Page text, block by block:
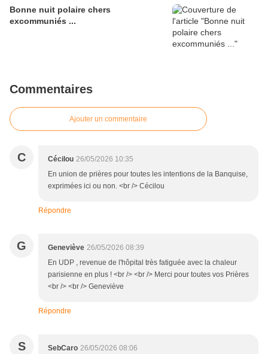
Bonne nuit polaire chers
excommuniés ...
Commentaires
Ajouter un commentaire
C Cécilou 26/05/2026 10:35
En union de prières pour toutes les intentions de la Banquise,
exprimées ici ou non. <br /> Cécilou
Répondre
G Geneviève 26/05/2026 08:39
En UDP , revenue de l'hôpital très fatiguée avec la chaleur
parisienne en plus ! <br /> <br /> Merci pour toutes vos Prières
<br /> <br /> Geneviève
Répondre
S SebCaro 26/05/2026 08:06